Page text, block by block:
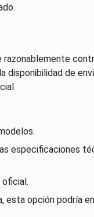
razonablemente
disponibilidad de
especificaciones
opción podría